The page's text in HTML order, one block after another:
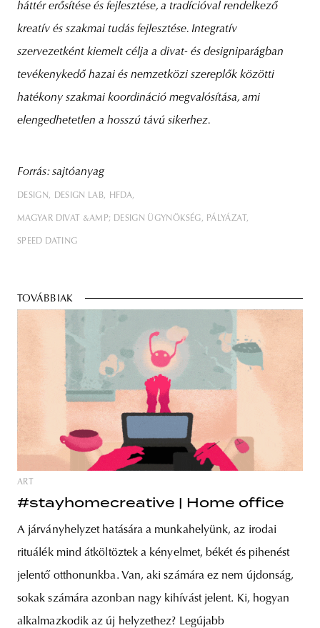
háttér erősítése és fejlesztése, a tradícióval rendelkező
kreatív és szakmai tudás fejlesztése. Integratív
szervezetként kiemelt célja a divat- és designiparágban
tevékenykedő hazai és nemzetközi szereplők közötti
hatékony szakmai koordináció megvalósítása, ami
elengedhetetlen a hosszú távú sikerhez.
Forrás: sajtóanyag
DESIGN DESIGN LAB HFDA
MAGYAR DIVAT &AMP; DESIGN ÜGYNÖKSÉG PÁLYÁZAT
SPEED DATING
TOVÁBBIAK
ART
#stayhomecreative | Home office
A járványhelyzet hatására a munkahelyünk, az irodai
rituálék mind átköltöztek a kényelmet, békét és pihenést
jelentő otthonunkba. Van, aki számára ez nem újdonság,
sokak számára azonban nagy kihívást jelent. Ki, hogyan
alkalmazkodik az új helyzethez? Legújabb